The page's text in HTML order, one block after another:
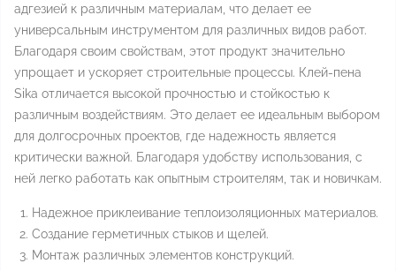
адгезией к различным материалам, что делает ее
универсальным инструментом для различных видов работ.
Благодаря своим свойствам, этот продукт значительно
упрощает и ускоряет строительные процессы. Клей-пена
Sika отличается высокой прочностью и стойкостью к
различным воздействиям. Это делает ее идеальным выбором
для долгосрочных проектов, где надежность является
критически важной. Благодаря удобству использования, с
ней легко работать как опытным строителям, так и новичкам.
Надежное приклеивание теплоизоляционных материалов.
Создание герметичных стыков и щелей.
Монтаж различных элементов конструкций.